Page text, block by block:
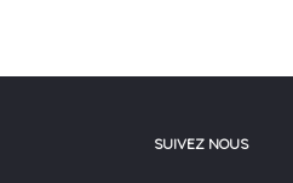
SUIVEZ NOUS